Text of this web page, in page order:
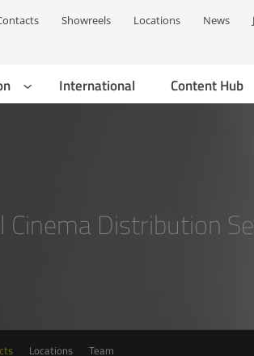
Showreels Locations News
International Content Hub
Cinema Distribution
Locations Team